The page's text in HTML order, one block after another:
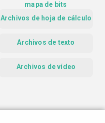
mapa de bits
Archivos de hoja de cálculo
Archivos de texto
Archivos de vídeo